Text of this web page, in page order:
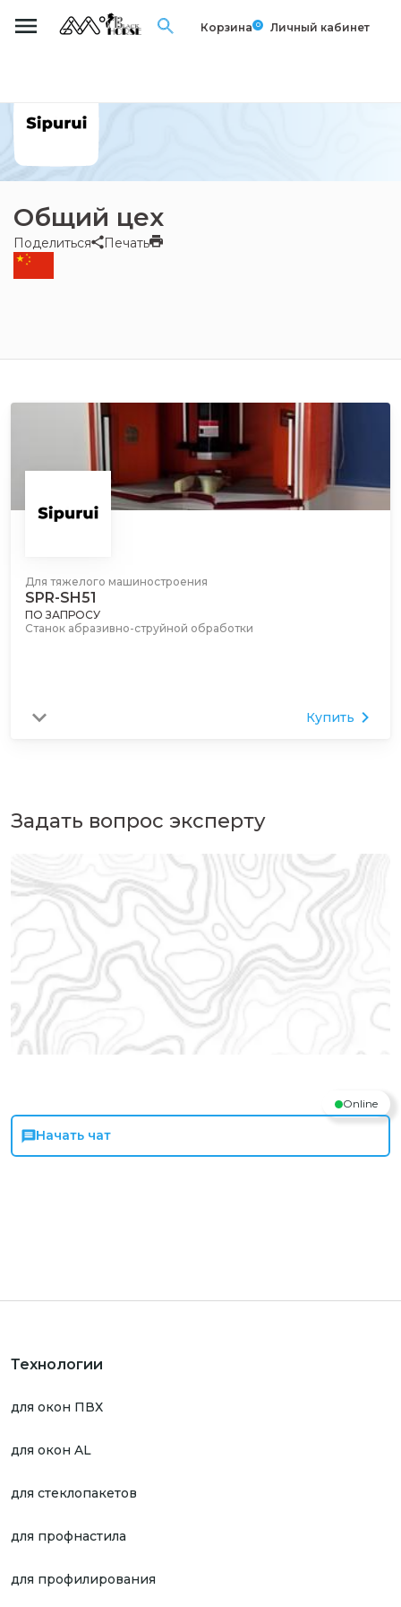
Корзина 0 Личный кабинет
Общий цех
Поделиться Печать
Для тяжелого машиностроения
SPR-SH51
ПО ЗАПРОСУ
Станок абразивно-струйной обработки
Купить
Задать вопрос эксперту
Online
Начать чат
Технологии
для окон ПВХ
для окон AL
для стеклопакетов
для профнастила
для профилирования